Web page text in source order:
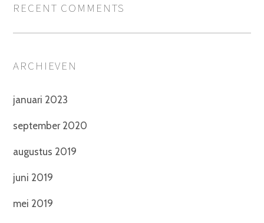
RECENT COMMENTS
ARCHIEVEN
januari 2023
september 2020
augustus 2019
juni 2019
mei 2019